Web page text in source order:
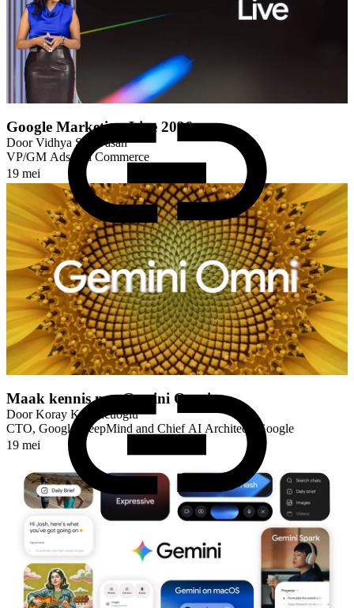
Google Marketing Live 2026
Door Vidhya Srinivasan
VP/GM Ads and Commerce
19 mei
Maak kennis met Gemini Omni
Door Koray Kavukcuoglu
CTO, Google DeepMind and Chief AI Architect, Google
19 mei